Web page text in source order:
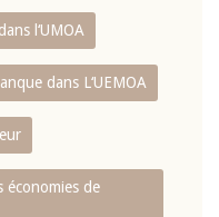
l‘UMOA
dans L‘UEMOA
économies de